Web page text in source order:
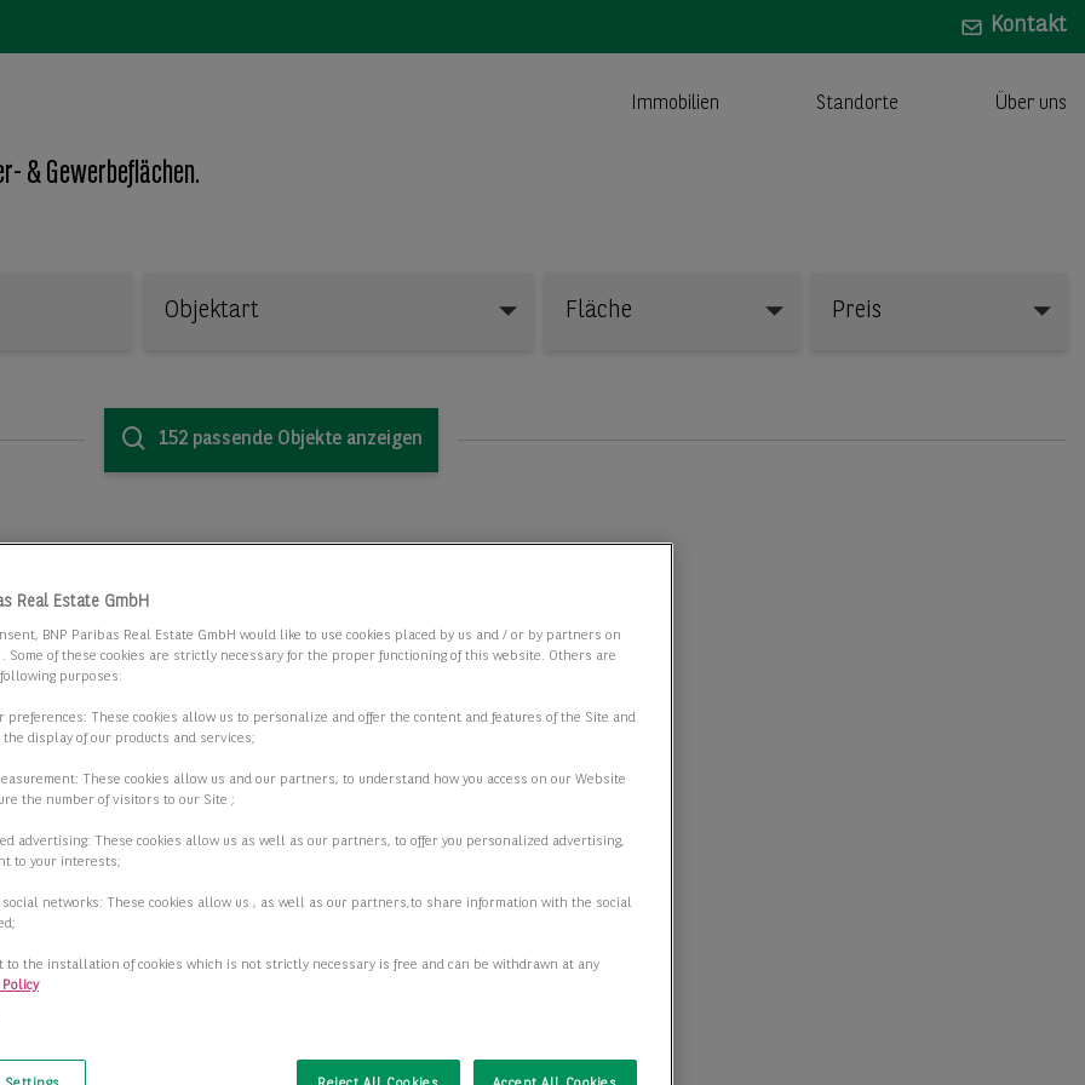
Kontakt
Immobilien Standorte Über uns
& Gewerbeflächen.
Objektart Fläche Preis
152 passende Objekte anzeigen
am Mariannenpark! Breeam Excellent -
- Park vis-à-vis
Leipzig
9.055,00 m2
ab 154,00 m2
12,50 €/m2
Leipzig
Real Estate GmbH
BNP Paribas Real Estate GmbH would like to use cookies placed by us and / or by partners on
Some of these cookies are strictly necessary for the proper functioning of this website. Others are
purposes:
preferences: These cookies allow us to personalize and offer the content and features of the Site and
display of our products and services;
These cookies allow us and our partners, to understand how you access on our Website
the number of visitors to our Site ;
advertising: These cookies allow us as well as our partners, to offer you personalized advertising,
to your interests;
networks: These cookies allow us , as well as our partners,to share information with the social
to the installation of cookies which is not strictly necessary is free and can be withdrawn at any
Policy